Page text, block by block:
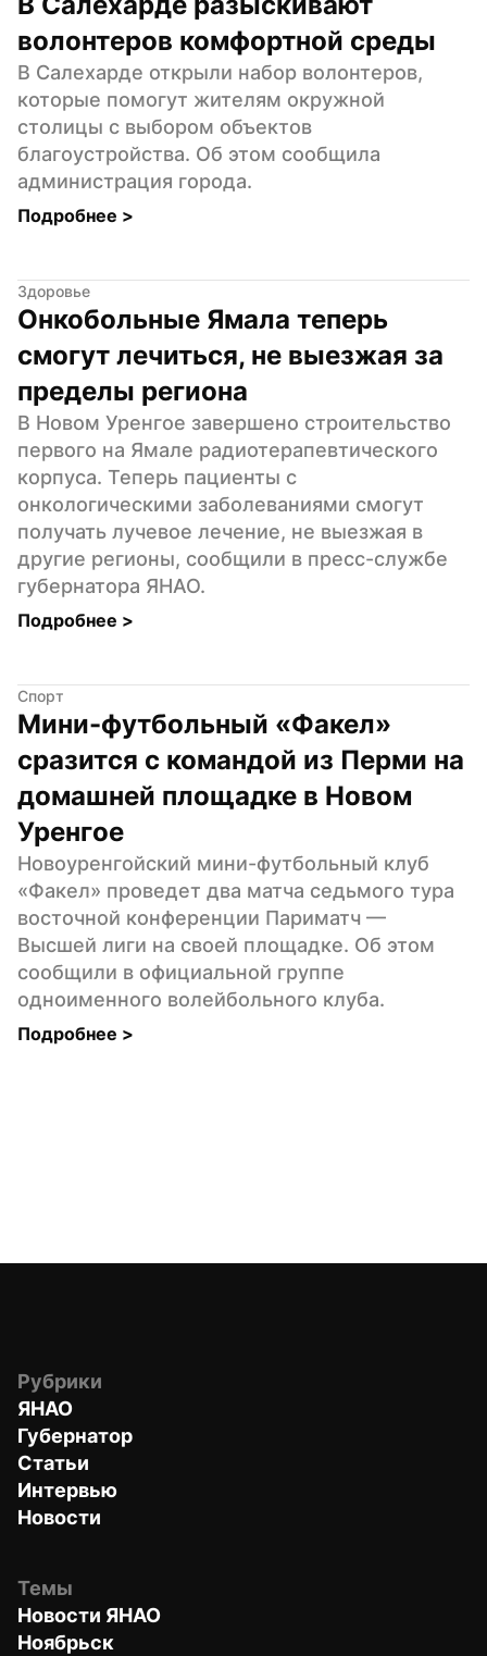
волонтеров комфортной среды
В Салехарде открыли набор волонтеров,
которые помогут жителям окружной
столицы с выбором объектов
благоустройства. Об этом сообщила
администрация города.
Подробнее >
Здоровье
Онкобольные Ямала теперь
смогут лечиться, не выезжая за
пределы региона
В Новом Уренгое завершено строительство
первого на Ямале радиотерапевтического
корпуса. Теперь пациенты с
онкологическими заболеваниями смогут
получать лучевое лечение, не выезжая в
другие регионы, сообщили в пресс-службе
губернатора ЯНАО.
Подробнее >
Спорт
Мини-футбольный «Факел»
сразится с командой из Перми на
домашней площадке в Новом
Уренгое
Новоуренгойский мини-футбольный клуб
«Факел» проведет два матча седьмого тура
восточной конференции Париматч —
Высшей лиги на своей площадке. Об этом
сообщили в официальной группе
одноименного волейбольного клуба.
Подробнее >
Рубрики
ЯНАО
Губернатор
Статьи
Интервью
Новости
Темы
Новости ЯНАО
Ноябрьск